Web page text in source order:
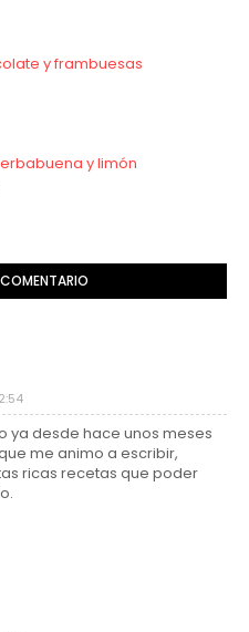
y frambuesas
y limón
ya desde hace unos meses
me animo a escribir,
ricas recetas que poder